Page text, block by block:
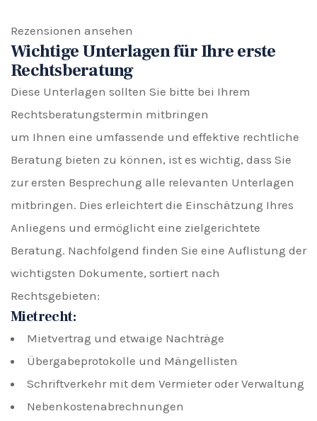
Rezensionen ansehen
Wichtige Unterlagen für Ihre erste
Rechtsberatung
Diese Unterlagen sollten Sie bitte bei Ihrem
Rechtsberatungstermin mitbringen
um Ihnen eine umfassende und effektive rechtliche
Beratung bieten zu können, ist es wichtig, dass Sie
zur ersten Besprechung alle relevanten Unterlagen
mitbringen. Dies erleichtert die Einschätzung Ihres
Anliegens und ermöglicht eine zielgerichtete
Beratung. Nachfolgend finden Sie eine Auflistung der
wichtigsten Dokumente, sortiert nach
Rechtsgebieten:
Mietrecht:
Mietvertrag und etwaige Nachträge
Übergabeprotokolle und Mängellisten
Schriftverkehr mit dem Vermieter oder Verwaltung
Nebenkostenabrechnungen